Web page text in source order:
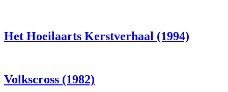
Het Hoeilaarts Kerstverhaal (1994)
Volkscross (1982)